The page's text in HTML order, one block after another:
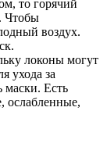
то горячий
Чтобы
воздух.
локоны могут
ухода за
маски. Есть
ослабленные,